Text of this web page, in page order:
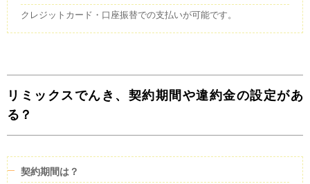
クレジットカード・口座振替での支払いが可能です。
リミックスでんき、契約期間や違約金の設定があ
る？
契約期間は？